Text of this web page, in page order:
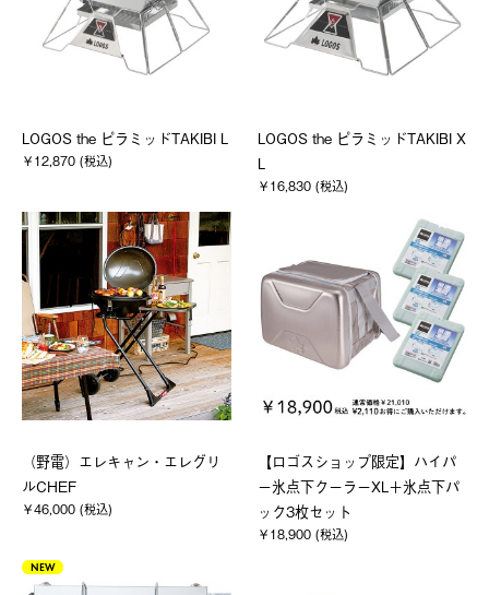
LOGOS the ピラミッドTAKIBI L
￥12,870 (税込)
LOGOS the ピラミッドTAKIBI X
L
￥16,830 (税込)
（野電）エレキャン・エレグリ
ルCHEF
￥46,000 (税込)
【ロゴスショップ限定】ハイパ
ー氷点下クーラーXL＋氷点下パ
ック3枚セット
￥18,900 (税込)
NEW